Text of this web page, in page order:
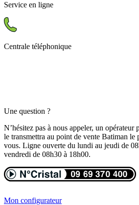
Service en ligne
Centrale téléphonique
Une question ?
N’hésitez pas à nous appeler, un opérateur
le transmettra au point de vente Batiman le
vous. Ligne ouverte du lundi au jeudi de
vendredi de 08h30 à 18h00.
Mon configurateur